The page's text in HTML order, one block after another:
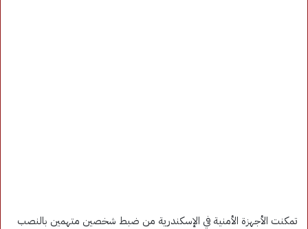
تمكنت الأجهزة الأمنية في الإسكندرية من ضبط شخصين متهمين بالنصب